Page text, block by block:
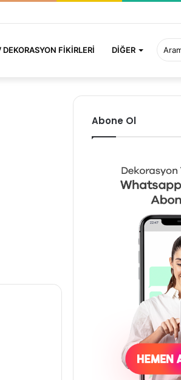
DEKORASYON FIKIRLERI DIĞER
Abone Ol